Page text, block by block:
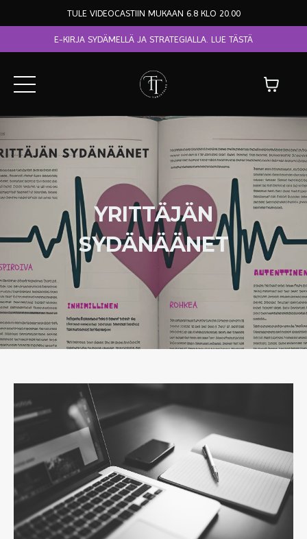
TULE VIDEOCASTIIN MUKAAN 6.8 KLO 20.00
E-KIRJA SYDÄMELLÄ JA STRATEGIALLA. LUE TÄSTÄ
YRITTÄJÄN
SYDÄNÄÄNET